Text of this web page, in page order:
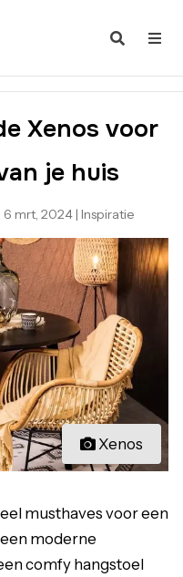
Xenos voor
je huis
6 mrt, 2024 | Inspiratie
Xenos
musthaves voor een
moderne
comfy hangstoel